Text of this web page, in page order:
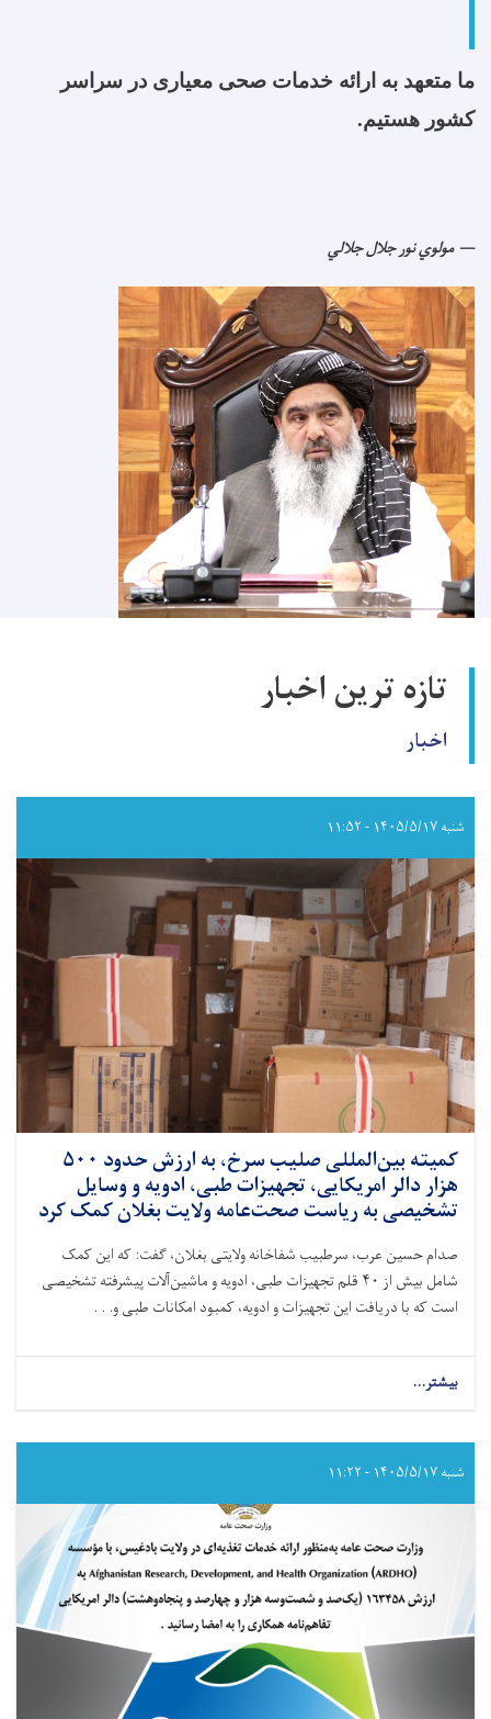
ما متعهد به ارائه خدمات صحی معیاری در سراسر
کشور هستیم.
مولوي نور جلال جلالي
تازه ترین اخبار
اخبار
شنبه ۱۴۰۵/۵/۱۷ - ۱۱:۵۲
کمیته بین‌المللی صلیب سرخ، به ارزش حدود ۵۰۰
هزار دالر امریکایی، تجهیزات طبی، ادویه و وسایل
تشخیصی به ریاست صحت‌عامه ولایت بغلان کمک کرد
صدام حسین عرب، سرطبیب شفاخانه ولایتی بغلان، گفت: که این کمک
شامل بیش از ۴۰ قلم تجهیزات طبی، ادویه و ماشین‌آلات پیشرفته تشخیصی
است که با دریافت این تجهیزات و ادویه، کمبود امکانات طبی و. . .
بیشتر...
کمیته
صلیب
سرخ،
حدود
۵۰۰
هزار
دالر
تجهیزات
شنبه ۱۴۰۵/۵/۱۷ - ۱۱:۲۲